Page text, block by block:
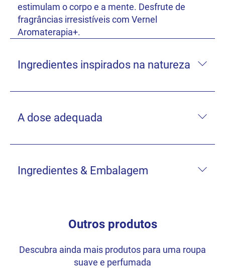
estimulam o corpo e a mente. Desfrute de
fragrâncias irresistíveis com Vernel
Aromaterapia+.
Ingredientes inspirados na natureza
A dose adequada
Ingredientes & Embalagem
Outros produtos
Descubra ainda mais produtos para uma roupa
suave e perfumada